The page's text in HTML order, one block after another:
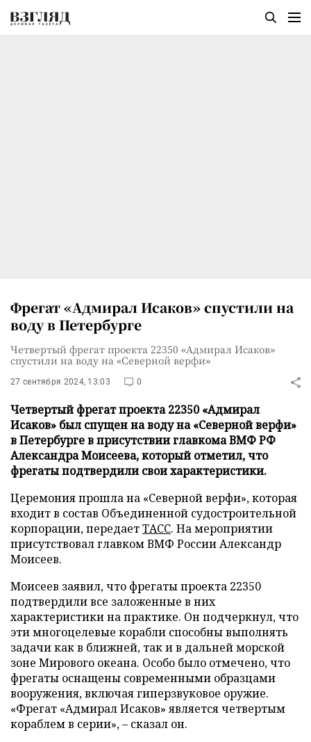
Фрегат «Адмирал Исаков» спустили на
воду в Петербурге
Четвертый фрегат проекта 22350 «Адмирал Исаков»
спустили на воду на «Северной верфи»
27 сентября 2024, 13:03 0
Четвертый фрегат проекта 22350 «Адмирал
Исаков» был спущен на воду на «Северной верфи»
в Петербурге в присутствии главкома ВМФ РФ
Александра Моисеева, который отметил, что
фрегаты подтвердили свои характеристики.
Церемония прошла на «Северной верфи», которая
входит в состав Объединенной судостроительной
корпорации, передаетТАСС. На мероприятии
присутствовал главком ВМФ России Александр
Моисеев.
Моисеев заявил, что фрегаты проекта 22350
подтвердили все заложенные в них
характеристики на практике. Он подчеркнул, что
эти многоцелевые корабли способны выполнять
задачи как в ближней, так и в дальней морской
зоне Мирового океана. Особо было отмечено, что
фрегаты оснащены современными образцами
вооружения, включая гиперзвуковое оружие.
«Фрегат «Адмирал Исаков» является четвертым
кораблем в серии», – сказал он.